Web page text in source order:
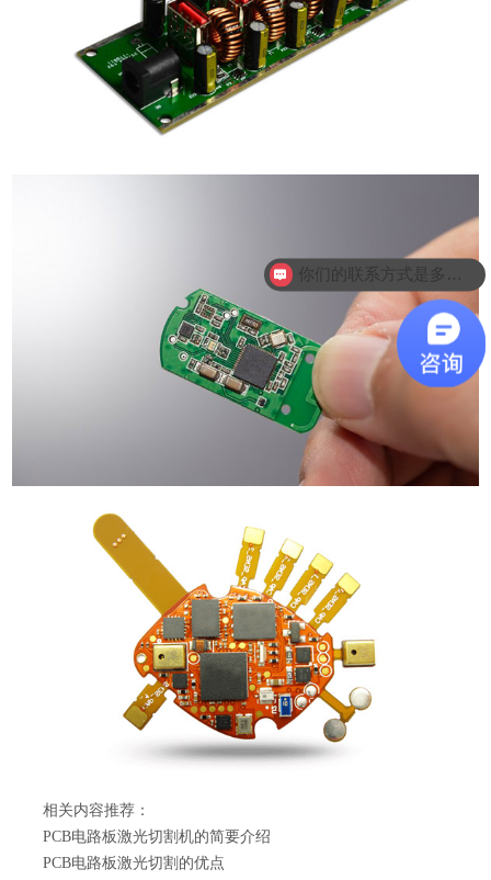
相关内容推荐：
PCB电路板激光切割机的简要介绍
PCB电路板激光切割的优点
你们的联系方式是多少？